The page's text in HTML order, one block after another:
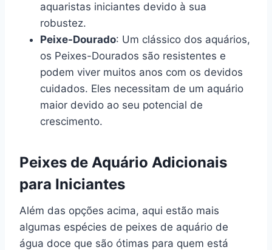
aquaristas iniciantes devido à sua
robustez.
Peixe-Dourado: Um clássico dos aquários,
os Peixes-Dourados são resistentes e
podem viver muitos anos com os devidos
cuidados. Eles necessitam de um aquário
maior devido ao seu potencial de
crescimento.
Peixes de Aquário Adicionais
para Iniciantes
Além das opções acima, aqui estão mais
algumas espécies de peixes de aquário de
água doce que são ótimas para quem está